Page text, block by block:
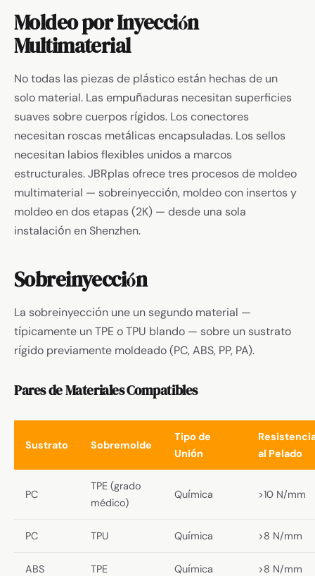
Moldeo por Inyección
Multimaterial
No todas las piezas de plástico están hechas de un
solo material. Las empuñaduras necesitan superficies
suaves sobre cuerpos rígidos. Los conectores
necesitan roscas metálicas encapsuladas. Los sellos
necesitan labios flexibles unidos a marcos
estructurales. JBRplas ofrece tres procesos de moldeo
multimaterial — sobreinyección, moldeo con insertos y
moldeo en dos etapas (2K) — desde una sola
instalación en Shenzhen.
Sobreinyección
La sobreinyección une un segundo material —
típicamente un TPE o TPU blando — sobre un sustrato
rígido previamente moldeado (PC, ABS, PP, PA).
Pares de Materiales Compatibles
Sustrato Sobremolde
Tipo de
Unión
al Pelado
PC
TPE (grado
médico)
Química >10 N/mm
PC TPU Química >8 N/mm
ABS TPE Química >8 N/mm